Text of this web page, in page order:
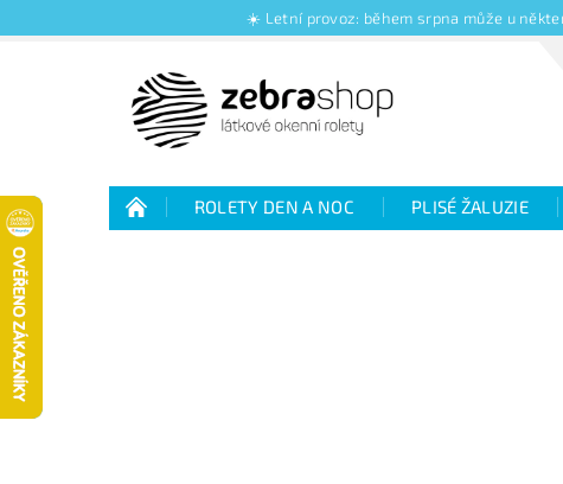
☀️ Letní provoz: během srpna může u
ROLETY DEN A NOC PLISÉ ŽALUZIE